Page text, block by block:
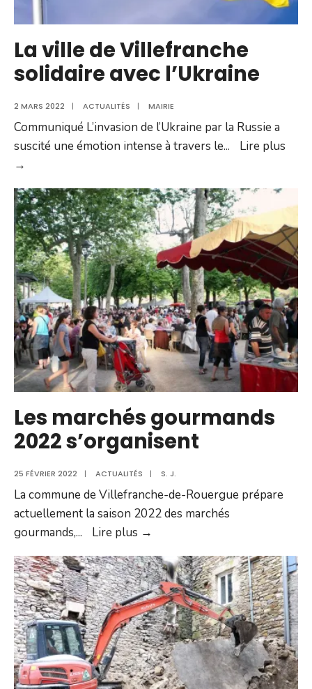
La ville de Villefranche
solidaire avec l’Ukraine
2 MARS 2022 | ACTUALITÉS | MAIRIE
Communiqué L’invasion de l’Ukraine par la Russie a
suscité une émotion intense à travers le...
Lire plus
→
de
Villefranche
solidaire
avec
l’Ukraine
Les marchés gourmands
2022 s’organisent
25 FÉVRIER 2022 | ACTUALITÉS | S. J.
La commune de Villefranche-de-Rouergue prépare
actuellement la saison 2022 des marchés
gourmands,... Lire plus →
gourmands
2022
s’organisent